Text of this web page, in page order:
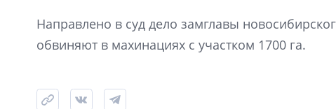
Направлено в суд дело замглавы
обвиняют в махинациях с участком 1700 га.